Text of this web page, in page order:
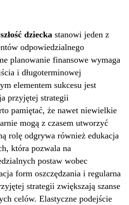
dziecka stanowi jeden z
odpowiedzialnego
planowanie finansowe wymaga
i długoterminowej
elementem sukcesu jest
przyjętej strategii
pamiętać, że nawet niewielkie
mogą z czasem utworzyć
rolę odgrywa również edukacja
która pozwala na
postaw wobec
form oszczędzania i regularna
strategii zwiększają szanse
celów. Elastyczne podejście